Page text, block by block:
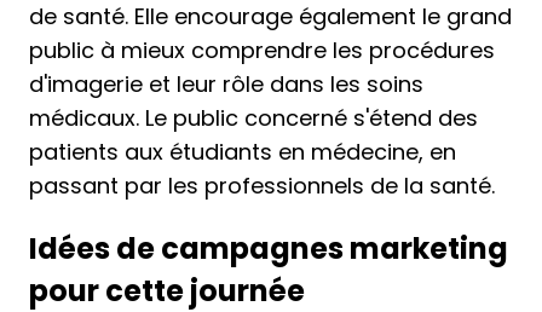
de santé. Elle encourage également le grand
public à mieux comprendre les procédures
d'imagerie et leur rôle dans les soins
médicaux. Le public concerné s'étend des
patients aux étudiants en médecine, en
passant par les professionnels de la santé.
Idées de campagnes marketing
pour cette journée